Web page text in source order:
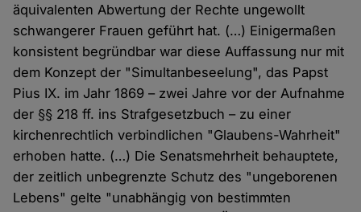
äquivalenten Abwertung der Rechte ungewollt
schwangerer Frauen geführt hat. (…) Einigermaßen
konsistent begründbar war diese Auffassung nur mit
dem Konzept der "Simultanbeseelung", das Papst
Pius IX. im Jahr 1869 – zwei Jahre vor der Aufnahme
der §§ 218 ff. ins Strafgesetzbuch – zu einer
kirchenrechtlich verbindlichen "Glaubens-Wahrheit"
erhoben hatte. (…) Die Senatsmehrheit behauptete,
der zeitlich unbegrenzte Schutz des "ungeborenen
Lebens" gelte "unabhängig von bestimmten